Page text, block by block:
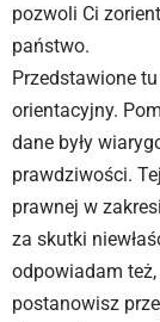
pozwoli Ci
państwo.
Przedstawione
orientacyjny.
dane były
prawdziwości.
prawnej w
za skutki
odpowiadam
postanowisz